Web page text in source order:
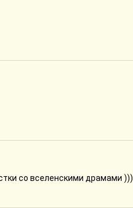
со вселенскими драмами )))